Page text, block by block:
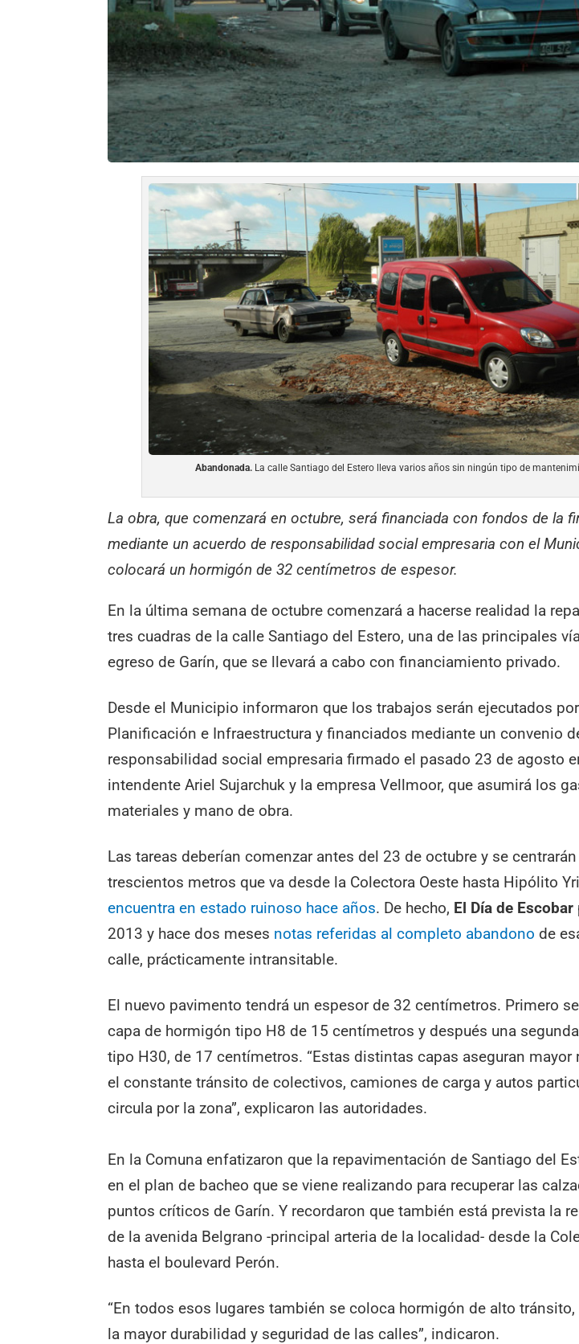
Abandonada.La calle Santiago del Estero lleva varios años sin ningún tipo de
La obra, que comenzará en octubre, será financiada con fondos de la
mediante un acuerdo de responsabilidad social empresaria con el
colocará un hormigón de 32 centímetros de espesor.
En la última semana de octubre comenzará a hacerse realidad la
tres cuadras de la calle Santiago del Estero, una de las principales
egreso de Garín, que se llevará a cabo con financiamiento privado.
Desde el Municipio informaron que los trabajos serán ejecutados
Planificación e Infraestructura y financiados mediante un convenio
responsabilidad social empresaria firmado el pasado 23 de agosto
intendente Ariel Sujarchuk y la empresa Vellmoor, que asumirá los
materiales y mano de obra.
Las tareas deberían comenzar antes del 23 de octubre y se
trescientos metros que va desde la Colectora Oeste hasta Hipólito
encuentra en estado ruinoso hace años. De hecho, El Día de Escobar
2013 y hace dos meses notas referidas al completo abandono de
calle, prácticamente intransitable.
El nuevo pavimento tendrá un espesor de 32 centímetros. Primero
capa de hormigón tipo H8 de 15 centímetros y después una
tipo H30, de 17 centímetros. “Estas distintas capas aseguran mayor
el constante tránsito de colectivos, camiones de carga y autos
circula por la zona”, explicaron las autoridades.
En la Comuna enfatizaron que la repavimentación de Santiago del
en el plan de bacheo que se viene realizando para recuperar las
puntos críticos de Garín. Y recordaron que también está prevista la
de la avenida Belgrano -principal arteria de la localidad- desde la
hasta el boulevard Perón.
“En todos esos lugares también se coloca hormigón de alto tránsito,
la mayor durabilidad y seguridad de las calles”, indicaron.